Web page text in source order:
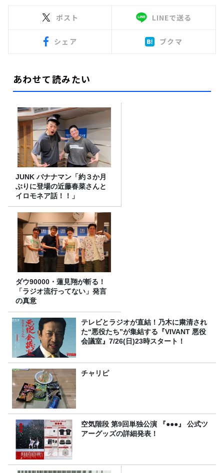
ポスト LINEで送る
シェア ブクマ
あわせて読みたい
JUNK バナナマン「約３か月
ぶりに登場の近藤春菜さんと
イロモネア話！！」
ダウ90000・蓮見翔が斬る！
「ラジオ流行ってない」発言
の真意
テレビとラジオが直結！乃木に粛清され
た“悪役たち”が集結する『VIVANT 悪役
会議室』7/26(日)23時スタート！
チャリピ
空気階段 第9回単独公演 『●●●』 公式ツ
アーグッズの詳細発表！